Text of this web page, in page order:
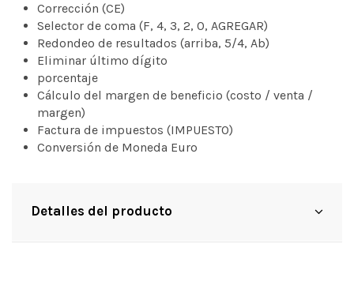
Corrección (CE)
Selector de coma (F, 4, 3, 2, 0, AGREGAR)
Redondeo de resultados (arriba, 5/4, Ab)
Eliminar último dígito
porcentaje
Cálculo del margen de beneficio (costo / venta /
margen)
Factura de impuestos (IMPUESTO)
Conversión de Moneda Euro
Detalles del producto